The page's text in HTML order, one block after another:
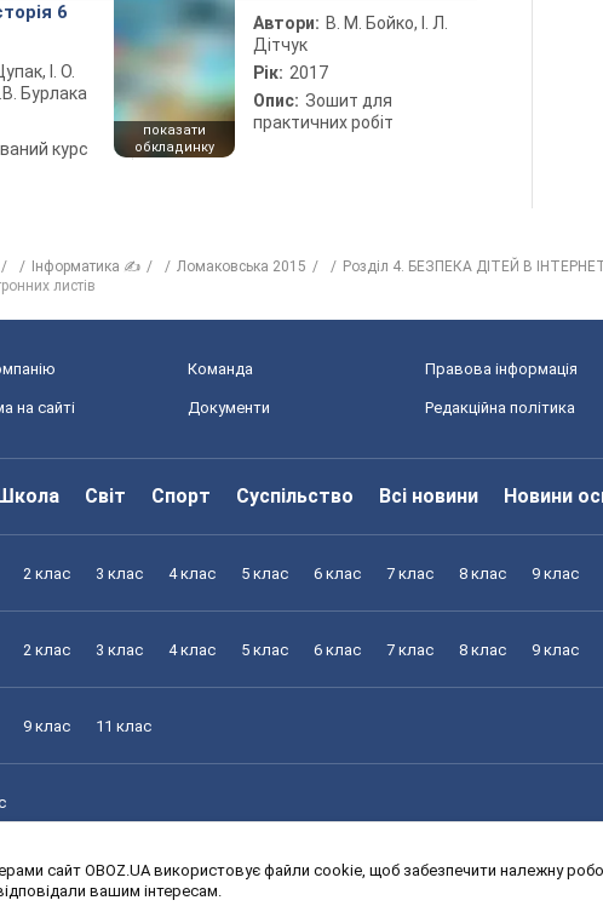
6
І. О.
Бурлака
курс
показати
обкладинку
Автори: В. М. Бойко, І. Л.
Дітчук
Рік: 2017
Опис: Зошит для
практичних робіт
Інформатика ✍ Ломаковська 2015
Розділ 4. БЕЗПЕКА ДІТЕЙ В
листів
Команда Правова інформація
на сайті Документи Редакційна політика
Світ Спорт Суспільство Всі новини Новини
2 клас 3 клас 4 клас 5 клас 6 клас 7 клас 8 клас 9 клас
2 клас 3 клас 4 клас 5 клас 6 клас 7 клас 8 клас 9 клас
9 клас 11 клас
2 клас 3 клас 4 клас 5 клас 6 клас 7 клас 8 клас 9 клас
сайт OBOZ.UA використовує файли cookie, щоб забезпечити належну
вашим інтересам.